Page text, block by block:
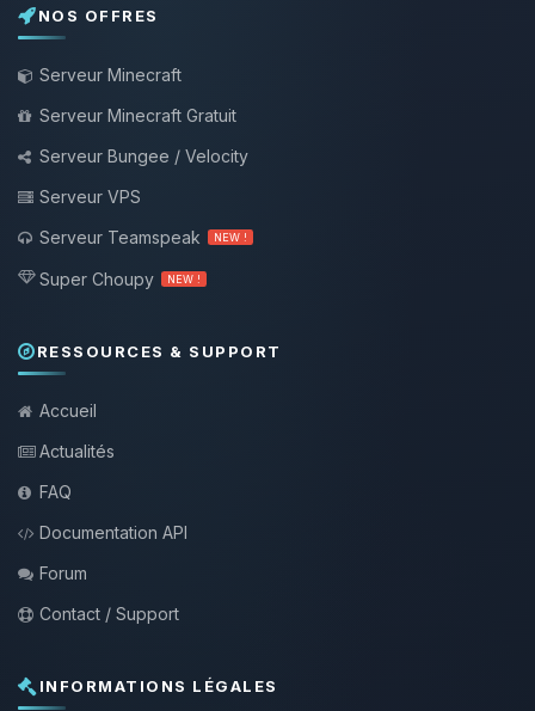
NOS OFFRES
Serveur Minecraft
Serveur Minecraft Gratuit
Serveur Bungee / Velocity
Serveur VPS
Serveur Teamspeak
NEW !
Super Choupy NEW !
RESSOURCES & SUPPORT
Accueil
Actualités
FAQ
Documentation API
Forum
Contact / Support
INFORMATIONS LÉGALES